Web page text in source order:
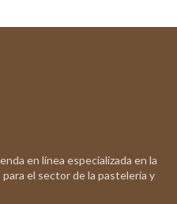
en línea especializada en la
el sector de la pastelería y